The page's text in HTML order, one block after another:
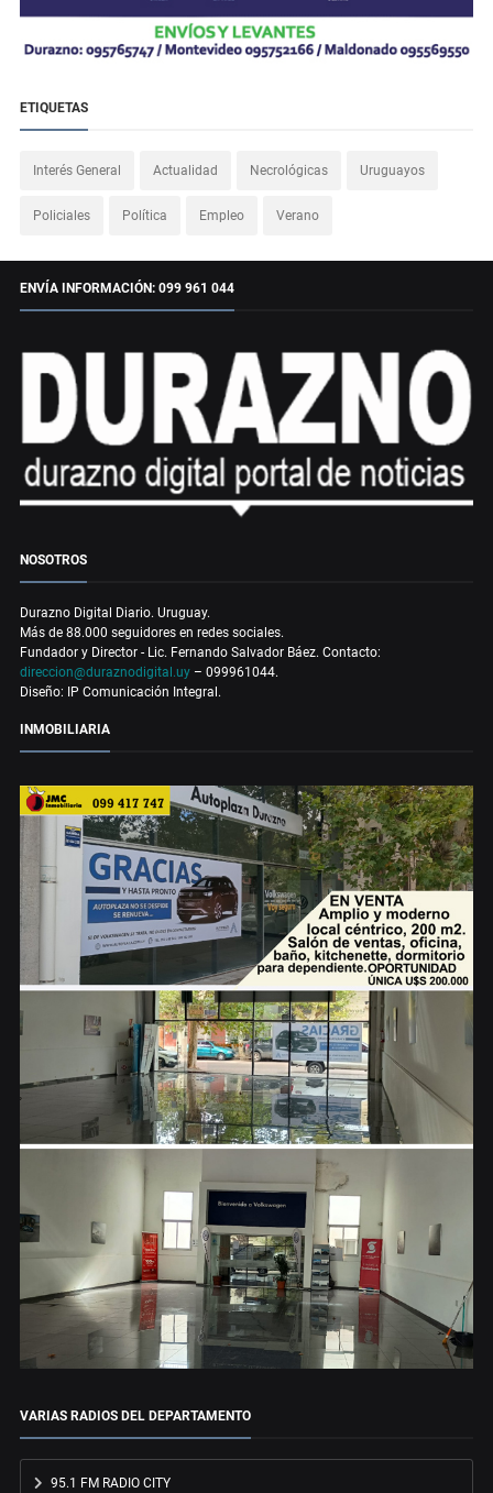
ETIQUETAS
Interés General Actualidad Necrológicas Uruguayos
Policiales Política Empleo Verano
ENVÍA INFORMACIÓN: 099 961 044
NOSOTROS
Durazno Digital Diario. Uruguay.
Más de 88.000 seguidores en redes sociales.
Fundador y Director - Lic. Fernando Salvador Báez. Contacto:
direccion@duraznodigital.uy – 099961044.
Diseño: IP Comunicación Integral.
INMOBILIARIA
VARIAS RADIOS DEL DEPARTAMENTO
95.1 FM RADIO CITY